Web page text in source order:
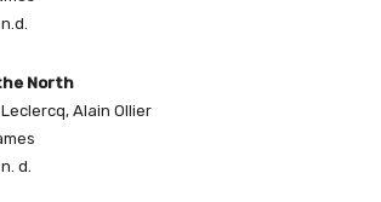
North
Alain Ollier
d.